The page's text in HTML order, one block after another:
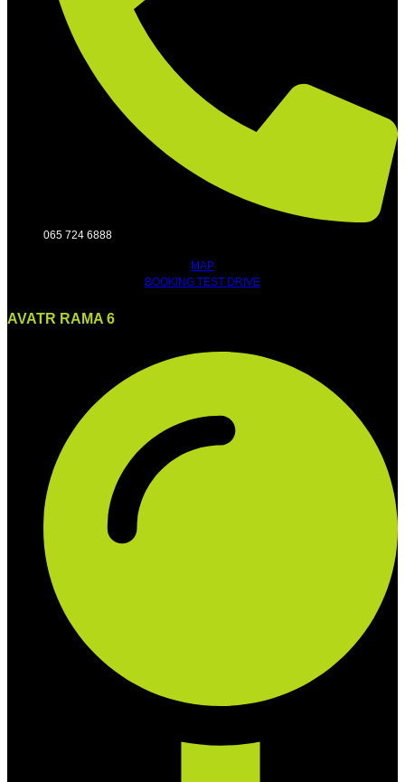
065 724 6888
MAP
BOOKING TEST DRIVE
AVATR RAMA 6